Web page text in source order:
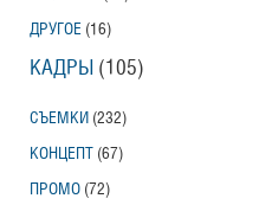
ДРУГОЕ (16)
КАДРЫ (105)
СЪЕМКИ (232)
КОНЦЕПТ (67)
ПРОМО (72)